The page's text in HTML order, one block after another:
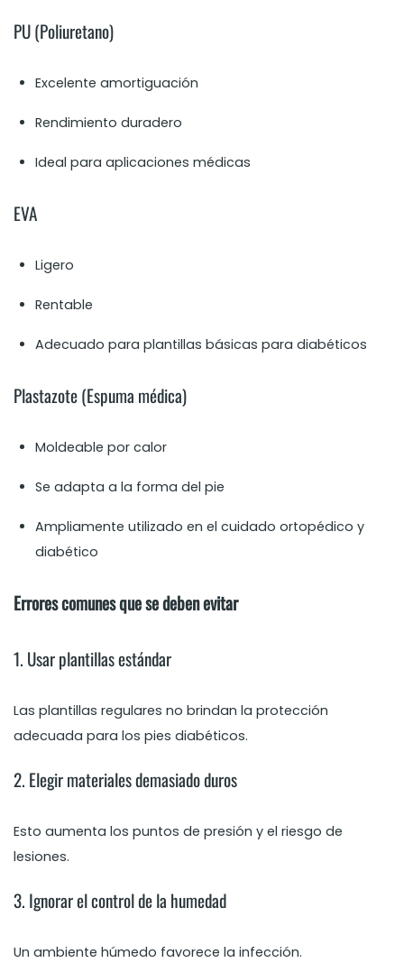
PU (Poliuretano)
Excelente amortiguación
Rendimiento duradero
Ideal para aplicaciones médicas
EVA
Ligero
Rentable
Adecuado para plantillas básicas para diabéticos
Plastazote (Espuma médica)
Moldeable por calor
Se adapta a la forma del pie
Ampliamente utilizado en el cuidado ortopédico y
diabético
Errores comunes que se deben evitar
1. Usar plantillas estándar
Las plantillas regulares no brindan la protección
adecuada para los pies diabéticos.
2. Elegir materiales demasiado duros
Esto aumenta los puntos de presión y el riesgo de
lesiones.
3. Ignorar el control de la humedad
Un ambiente húmedo favorece la infección.